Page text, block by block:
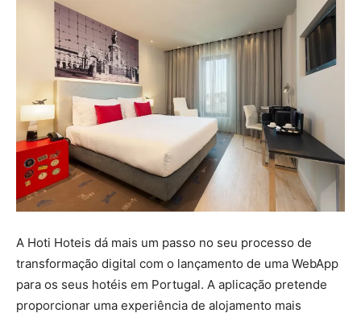
A Hoti Hoteis dá mais um passo no seu processo de
transformação digital com o lançamento de uma WebApp
para os seus hotéis em Portugal. A aplicação pretende
proporcionar uma experiência de alojamento mais